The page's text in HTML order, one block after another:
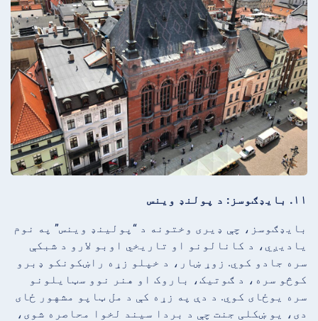
۱۱. بایډګوسز: د پولنډ وینس
بایډګوسز، چې ډیری وختونه د “پولینډ وینس” په نوم
یادیږي، د کانالونو او تاریخي اوبو لارو د شبکې
سره جادو کوي. زوړ ښار، د خپلو زړه راښکونکو ډبرو
کوڅو سره، د ګوتیک، باروک او هنر نوو سټایلونو
سره یوځای کوي. د دې په زړه کې د مل ټاپو مشهور ځای
دی، یو ښکلی جنت چې د بردا سیند لخوا محاصره شوی،